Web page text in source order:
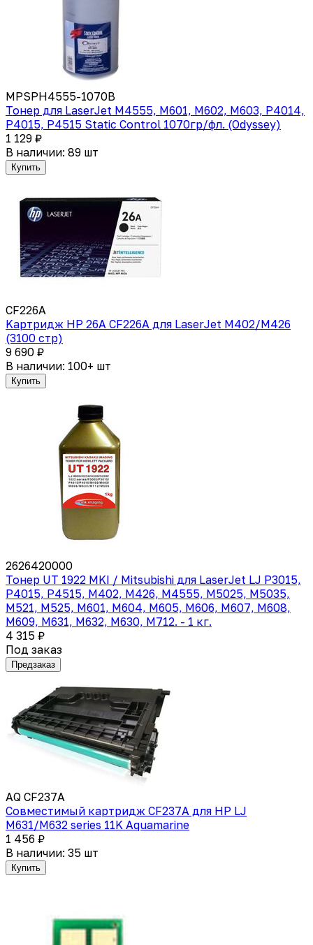
MPSPH4555-1070B
Тонер для LaserJet M4555, M601, M602, M603, P4014,
P4015, P4515 Static Control 1070гр/фл. (Odyssey)
1 129 ₽
В наличии: 89 шт
Купить
CF226A
Kартридж HP 26A CF226A для LaserJet M402/M426
(3100 стр)
9 690 ₽
В наличии: 100+ шт
Купить
2626420000
Тонер UT 1922 MKI / Mitsubishi для LaserJet LJ P3015,
P4015, P4515, M402, M426, M4555, M5025, M5035,
M521, M525, M601, M604, M605, M606, M607, M608,
M609, M631, M632, M630, M712. - 1 кг.
4 315 ₽
Под заказ
Предзаказ
AQ CF237A
Совместимый картридж CF237A для HP LJ
M631/M632 series 11K Aquamarine
1 456 ₽
В наличии: 35 шт
Купить